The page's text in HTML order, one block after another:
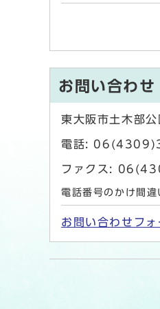
お問い合わせ
東大阪市土木部公
電話:
ファクス:
電話番号のかけ間違
お問い合わせフォ